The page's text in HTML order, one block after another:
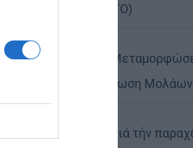
σιωπής» (ΦΩΤΟ)
Η εορτή της
σε Μεταμόρφωση Μολάων
Εὐχαριστίες γιά τήν